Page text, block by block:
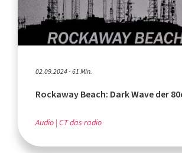
02.09.2024 - 61 Min.
Rockaway Beach: Dark Wave der
Audio CT das radio